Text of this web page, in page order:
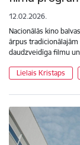
12.02.2026.
Nacionālās kino
ārpus
daudzveidīga filmu
Lielais Kristaps